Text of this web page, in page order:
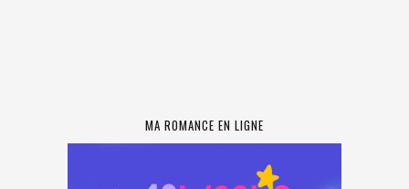
MA ROMANCE EN LIGNE